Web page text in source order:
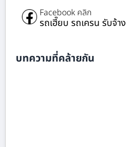
Facebook คลิก
รถเฮี๊ยบ รถเครน รับจ้าง
บทความที่คล้ายกัน